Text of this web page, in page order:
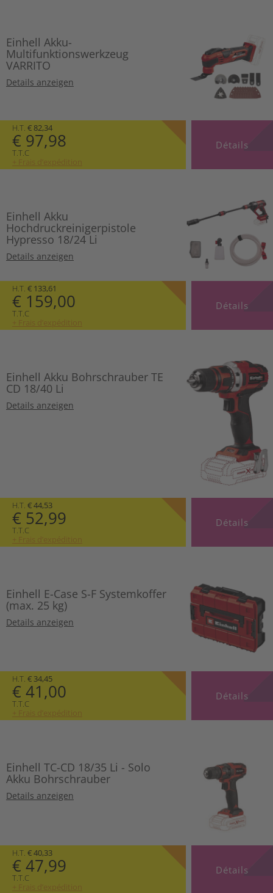
Einhell Akku-
Multifunktionswerkzeug
VARRITO
Details anzeigen
H.T. € 82,34
€ 97,98
T.T.C
+ Frais d’expédition
Détails
Einhell Akku
Hochdruckreinigerpistole
Hypresso 18/24 Li
Details anzeigen
H.T. € 133,61
€ 159,00
T.T.C
+ Frais d’expédition
Détails
Einhell Akku Bohrschrauber TE
CD 18/40 Li
Details anzeigen
H.T. € 44,53
€ 52,99
T.T.C
+ Frais d’expédition
Détails
Einhell E-Case S-F Systemkoffer
(max. 25 kg)
Details anzeigen
H.T. € 34,45
€ 41,00
T.T.C
+ Frais d’expédition
Détails
Einhell TC-CD 18/35 Li - Solo
Akku Bohrschrauber
Details anzeigen
H.T. € 40,33
€ 47,99
T.T.C
+ Frais d’expédition
Détails